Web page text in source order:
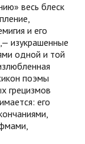
весь блеск
и его
изукрашенные
одной и той
поэмы
грецизмов
его